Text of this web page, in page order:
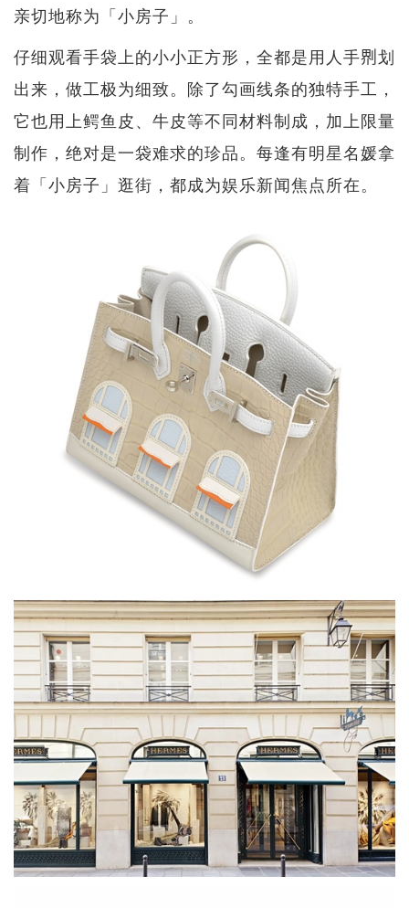
亲切地称为「小房子」。
仔细观看手袋上的小小正方形，全都是用人手𠝹划
出来，做工极为细致。除了勾画线条的独特手工，
它也用上鳄鱼皮、牛皮等不同材料制成，加上限量
制作，绝对是一袋难求的珍品。每逢有明星名媛拿
着「小房子」逛街，都成为娱乐新闻焦点所在。